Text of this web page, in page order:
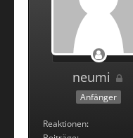
neumi
Anfänger
Reaktionen